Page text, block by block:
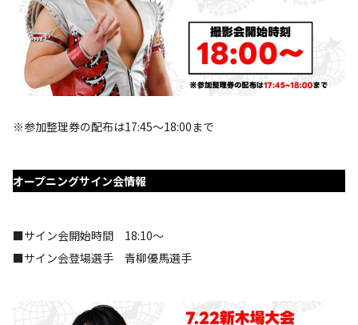
※参加整理券の配布は17:45～18:00まで
オープニングサイン会情報
■サイン会開始時間 18:10～
■サイン会登場選手 青柳優馬選手